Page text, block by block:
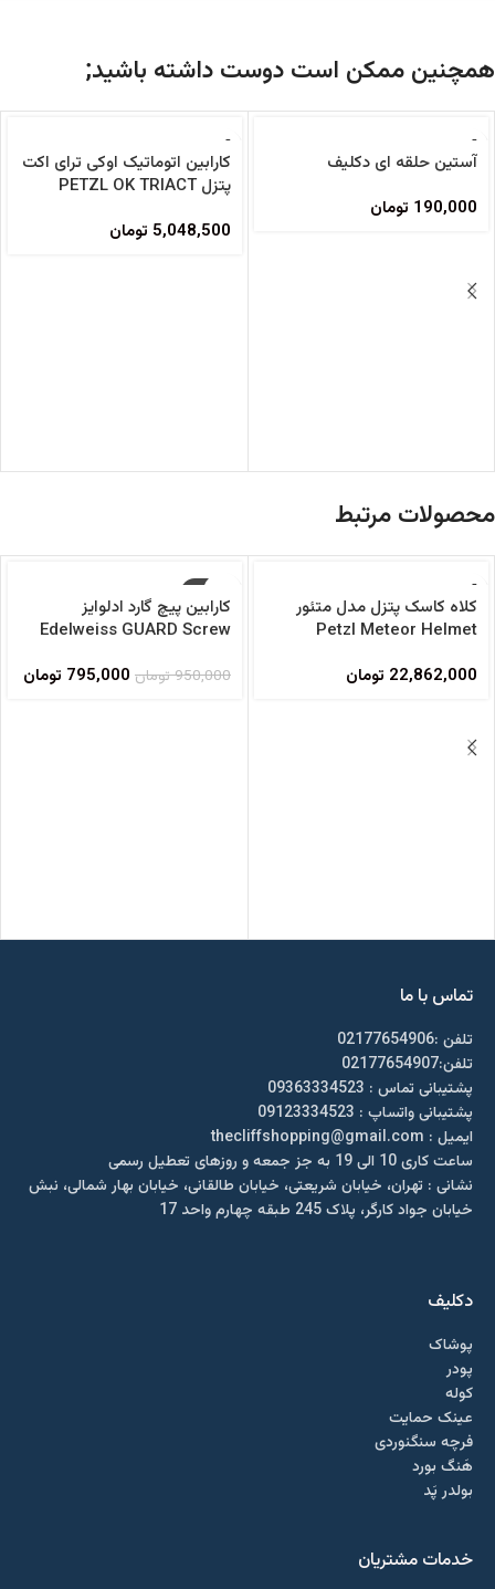
همچنین ممکن است دوست داشته باشید;
آستین حلقه ای دکلیف
190,000 تومان
کارابین اتوماتیک اوکی ترای اکت
پتزل PETZL OK TRIACT
5,048,500 تومان
محصولات مرتبط
کلاه کاسک پتزل مدل متئور
Petzl Meteor Helmet
22,862,000 تومان
-16%
فروخته شده
کارابین پیچ گارد ادلوایز
Edelweiss GUARD Screw
950,000تومان 795,000 تومان
تماس با ما
تلفن :02177654906
تلفن:02177654907
پشتیبانی تماس : 09363334523
پشتیبانی واتساپ : 09123334523
ايميل : thecliffshopping@gmail.com
ساعت کاری 10 الی 19 به جز جمعه و روزهای تعطیل رسمی
نشانی : تهران، خیابان شریعتی، خیابان طالقانی، خیابان بهار شمالی، نبش
خیابان جواد کارگر، پلاک 245 طبقه چهارم واحد 17
دکلیف​
پوشاک
پودر
کوله
عینک حمایت
فرچه سنگنوردی
هَنگ بورد
بولدر پَد
خدمات مشتریان